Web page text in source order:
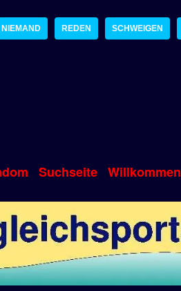
NIEMAND REDEN SCHWEIGEN
Suchseite Willkommen